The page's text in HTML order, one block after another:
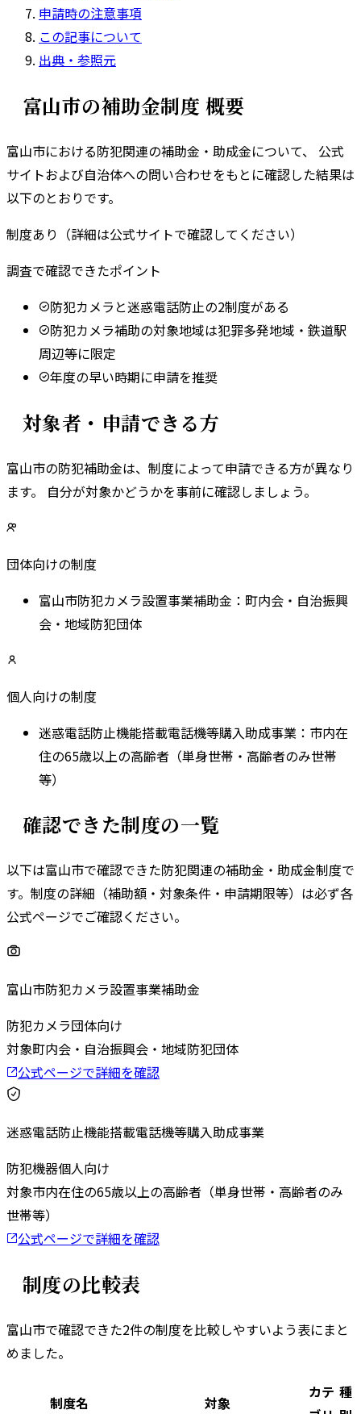
申請時の注意事項
この記事について
出典・参照元
富山市の補助金制度 概要
富山市における防犯関連の補助金・助成金について、 公式
サイトおよび自治体への問い合わせをもとに確認した結果は
以下のとおりです。
制度あり（詳細は公式サイトで確認してください）
調査で確認できたポイント
防犯カメラと迷惑電話防止の2制度がある
防犯カメラ補助の対象地域は犯罪多発地域・鉄道駅
周辺等に限定
年度の早い時期に申請を推奨
対象者・申請できる方
富山市の防犯補助金は、制度によって申請できる方が異なり
ます。 自分が対象かどうかを事前に確認しましょう。
団体向けの制度
富山市防犯カメラ設置事業補助金 ： 町内会・自治振興
会・地域防犯団体
個人向けの制度
迷惑電話防止機能搭載電話機等購入助成事業 ： 市内在
住の65歳以上の高齢者（単身世帯・高齢者のみ世帯
等）
確認できた制度の一覧
以下は富山市で確認できた防犯関連の補助金・助成金制度で
す。 制度の詳細（補助額・対象条件・申請期限等）は必ず各
公式ページでご確認ください。
富山市防犯カメラ設置事業補助金
防犯カメラ団体向け
対象町内会・自治振興会・地域防犯団体
公式ページで詳細を確認
迷惑電話防止機能搭載電話機等購入助成事業
防犯機器個人向け
対象市内在住の65歳以上の高齢者（単身世帯・高齢者のみ
世帯等）
公式ページで詳細を確認
制度の比較表
富山市で確認できた2件の制度を比較しやすいよう表にまと
めました。
制度名 対象
カテ 種